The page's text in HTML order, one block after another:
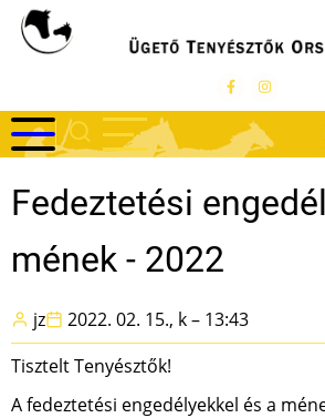
Ugrás
Fedeztetési
mének - 2022
jz
2022. 02. 15., k – 13:43
Tisztelt Tenyésztők!
A fedeztetési engedélyekkel és a